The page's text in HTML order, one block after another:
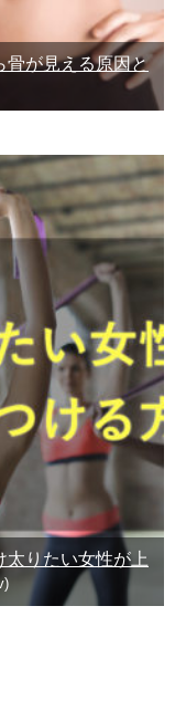
骨が見える原因と
太りたい女性が上